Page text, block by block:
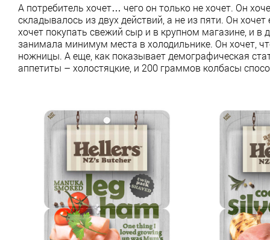
А потребитель хочет… чего он только не хочет. Он
складывалось из двух действий, а не из пяти. Он
хочет покупать свежий сыр и в крупном магазине, и
занимала минимум места в холодильнике. Он хочет,
ножницы. А еще, как показывает демографическая
аппетиты – холостяцкие, и 200 граммов колбасы